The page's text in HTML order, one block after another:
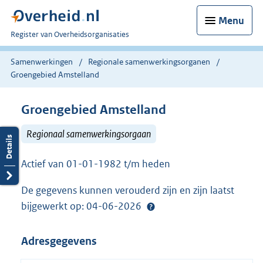
Menu
U
bent
nu
hier:
Register van Overheidsorganisaties
Samenwerkingen
Regionale samenwerkingsorganen
Groengebied Amstelland
Groengebied Amstelland
Regionaal samenwerkingsorgaan
Actief van 01-01-1982 t/m heden
De gegevens kunnen verouderd zijn en zijn laatst
bijgewerkt op: 04-06-2026
Adresgegevens